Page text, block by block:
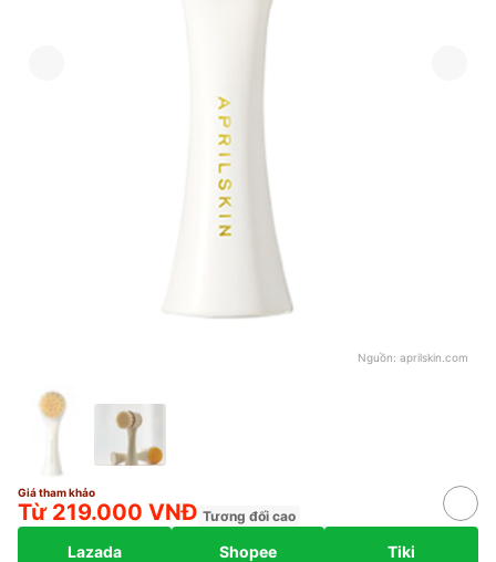
Nguồn: aprilskin.com
Giá tham khảo
Từ 219.000 VNĐ Tương đối cao
Lazada Shopee Tiki